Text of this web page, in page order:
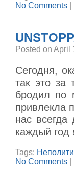
No Comments
Posted on April
Сегодня,
так это за
бродил по
привлекла
нас
каждый
Tags:
No Comments